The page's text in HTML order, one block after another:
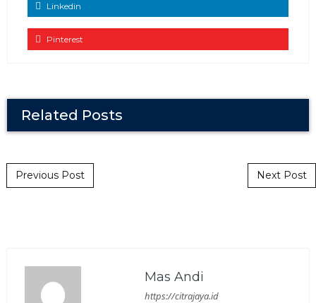
Linkedin
Pinterest
Related Posts
Post navigation
Previous Post Next Post
Mas Andi
https://citrajaya.id